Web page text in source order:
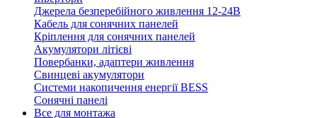
Джерела безперебійного живлення 12-24В
Кабель для сонячних панелей
Кріплення для сонячних панелей
Акумулятори літієві
Повербанки, адаптери живлення
Свинцеві акумулятори
Системи накопичення енергії BESS
Сонячні панелі
Все для монтажа